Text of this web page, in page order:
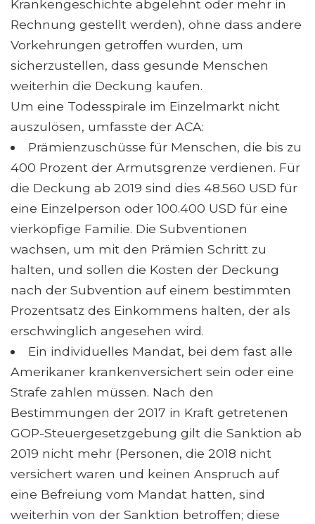
Krankengeschichte abgelehnt oder mehr in
Rechnung gestellt werden), ohne dass andere
Vorkehrungen getroffen wurden, um
sicherzustellen, dass gesunde Menschen
weiterhin die Deckung kaufen.
Um eine Todesspirale im Einzelmarkt nicht
auszulösen, umfasste der ACA:
Prämienzuschüsse für Menschen, die bis zu
400 Prozent der Armutsgrenze verdienen. Für
die Deckung ab 2019 sind dies 48.560 USD für
eine Einzelperson oder 100.400 USD für eine
vierköpfige Familie. Die Subventionen
wachsen, um mit den Prämien Schritt zu
halten, und sollen die Kosten der Deckung
nach der Subvention auf einem bestimmten
Prozentsatz des Einkommens halten, der als
erschwinglich angesehen wird.
Ein individuelles Mandat, bei dem fast alle
Amerikaner krankenversichert sein oder eine
Strafe zahlen müssen. Nach den
Bestimmungen der 2017 in Kraft getretenen
GOP-Steuergesetzgebung gilt die Sanktion ab
2019 nicht mehr (Personen, die 2018 nicht
versichert waren und keinen Anspruch auf
eine Befreiung vom Mandat hatten, sind
weiterhin von der Sanktion betroffen; diese